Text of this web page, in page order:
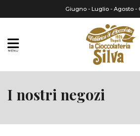
Giugno - Luglio - Agosto -
Home
I nostri negozi